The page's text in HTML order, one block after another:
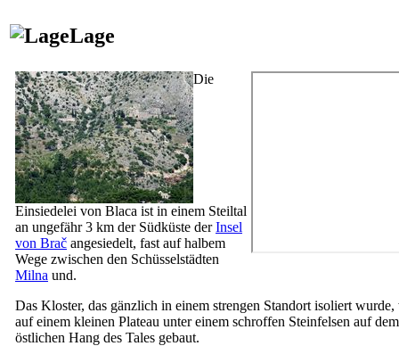
Lage
Die
Einsiedelei von Blaca ist in einem Steiltal
an ungefähr 3 km der Südküste derInsel
von Brač angesiedelt, fast auf halbem
Wege zwischen den Schüsselstädten
Milna und.
Das Kloster, das gänzlich in einem strengen Standort isoliert
auf einem kleinen Plateau unter einem schroffen Steinfelsen auf dem
östlichen Hang des Tales gebaut.